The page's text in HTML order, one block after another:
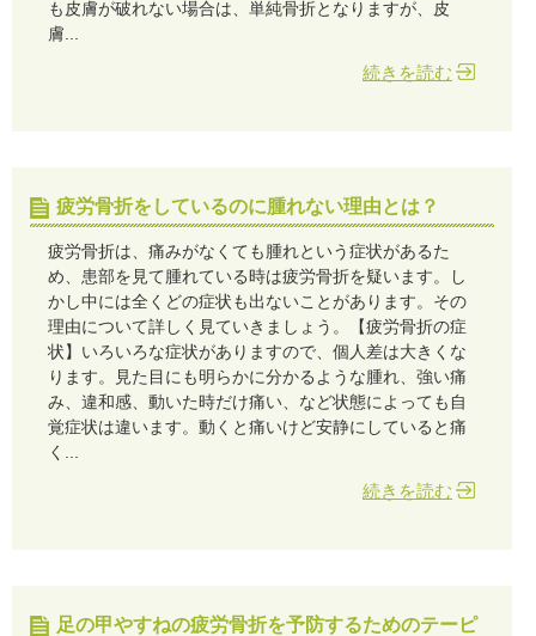
も皮膚が破れない場合は、単純骨折となりますが、皮
膚...
続きを読む
疲労骨折をしているのに腫れない理由とは？
疲労骨折は、痛みがなくても腫れという症状があるた
め、患部を見て腫れている時は疲労骨折を疑います。し
かし中には全くどの症状も出ないことがあります。その
理由について詳しく見ていきましょう。【疲労骨折の症
状】いろいろな症状がありますので、個人差は大きくな
ります。見た目にも明らかに分かるような腫れ、強い痛
み、違和感、動いた時だけ痛い、など状態によっても自
覚症状は違います。動くと痛いけど安静にしていると痛
く...
続きを読む
足の甲やすねの疲労骨折を予防するためのテーピ